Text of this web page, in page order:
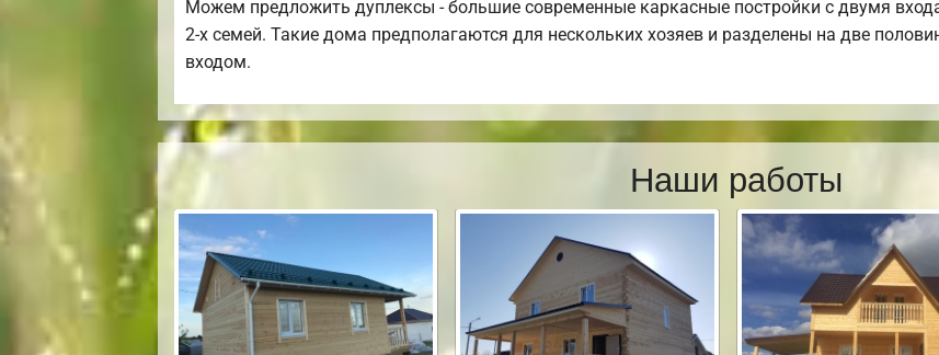
Можем предложить дуплексы - большие современные каркасные постройки с двумя
2-х семей. Такие дома предполагаются для нескольких хозяев и разделены на две
входом.
Наши работы